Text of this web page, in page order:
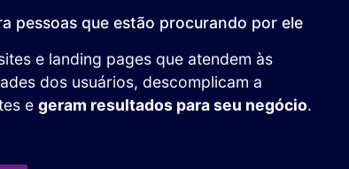
pessoas que estão procurando por ele
e landing pages que atendem às
dos usuários, descomplicam a
e geram resultados para seu negócio.